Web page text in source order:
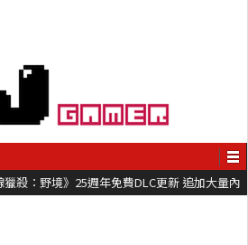
獵殺：野境》25週年免費DLC更新 追加大量內
平價折扣